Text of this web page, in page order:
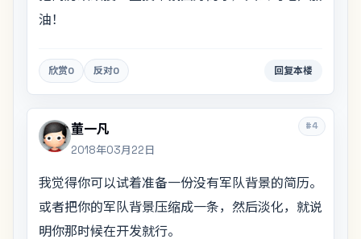
油！
欣赏0 反对0 回复本楼
#4
董一凡
2018年03月22日
我觉得你可以试着准备一份没有军队背景的简历。
或者把你的军队背景压缩成一条，然后淡化，就说
明你那时候在开发就行。